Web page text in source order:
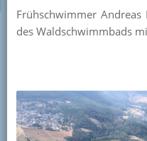
/ Preise
Unterstützer
Über uns
Frühschwimmer Andreas
des Waldschwimmbads